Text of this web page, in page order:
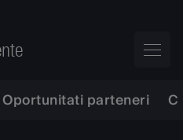
Oportunitati parteneri